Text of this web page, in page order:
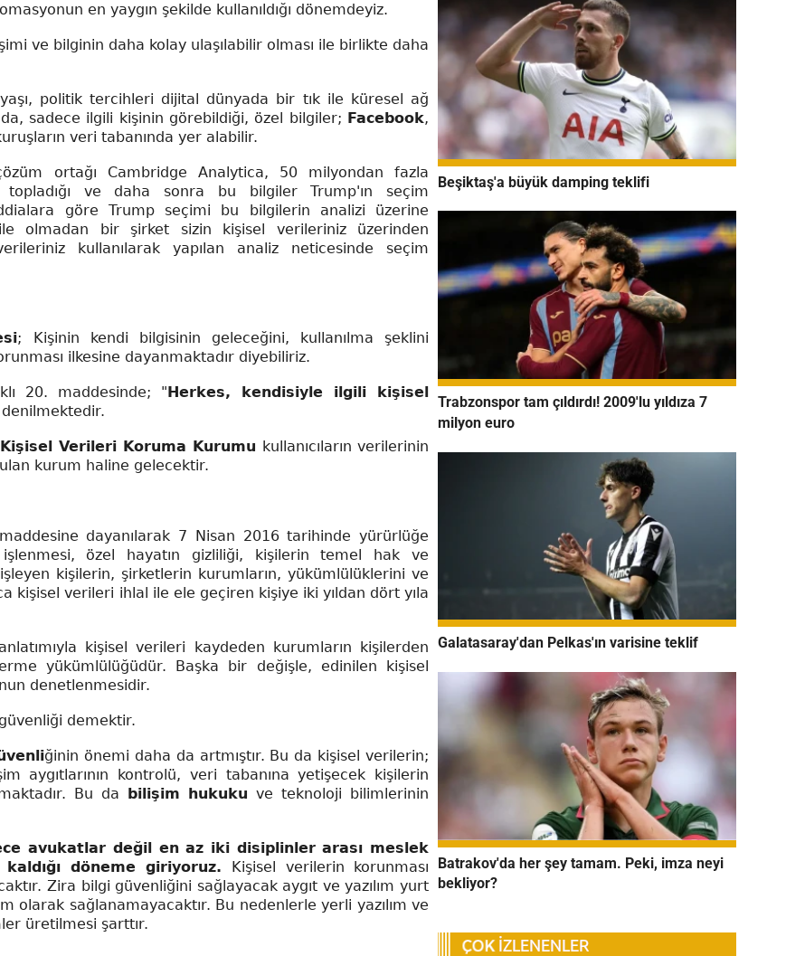
en yaygın şekilde kullanıldığı dönemdeyiz.
ve bilginin daha kolay ulaşılabilir olması ile birlikte daha
yaşı, politik tercihleri dijital dünyada bir tık ile küresel ağ
sadece ilgili kişinin görebildiği, özel bilgiler; Facebook,
veri tabanında yer alabilir.
ortağı Cambridge Analytica, 50 milyondan fazla
topladığı ve daha sonra bu bilgiler Trump'ın seçim
İddialara göre Trump seçimi bu bilgilerin analizi üzerine
olmadan bir şirket sizin kişisel verileriniz üzerinden
kullanılarak yapılan analiz neticesinde seçim
; Kişinin kendi bilgisinin geleceğini, kullanılma şeklini
ilkesine dayanmaktadır diyebiliriz.
20. maddesinde; "Herkes, kendisiyle ilgili kişisel
Kişisel Verileri Koruma Kurumu kullanıcıların verilerinin
kurum haline gelecektir.
dayanılarak 7 Nisan 2016 tarihinde yürürlüğe
özel hayatın gizliliği, kişilerin temel hak ve
kişilerin, şirketlerin kurumların, yükümlülüklerini ve
kişisel verileri ihlal ile ele geçiren kişiye iki yıldan dört yıla
kişisel verileri kaydeden kurumların kişilerden
yükümlülüğüdür. Başka bir değişle, edinilen kişisel
denetlenmesidir.
demektir.
ğinin önemi daha da artmıştır. Bu da kişisel verilerin;
aygıtlarının kontrolü, veri tabanına yetişecek kişilerin
Bu da bilişim hukuku ve teknoloji bilimlerinin
avukatlar değil en az iki disiplinler arası meslek
döneme giriyoruz. Kişisel verilerin korunması
Zira bilgi güvenliğini sağlayacak aygıt ve yazılım yurt
olarak sağlanamayacaktır. Bu nedenlerle yerli yazılım ve
üretilmesi şarttır.
Beşiktaş'a büyük damping teklifi
Trabzonspor tam çıldırdı! 2009'lu yıldıza 7
milyon euro
Galatasaray'dan Pelkas'ın varisine teklif
Batrakov'da her şey tamam. Peki, imza neyi
bekliyor?